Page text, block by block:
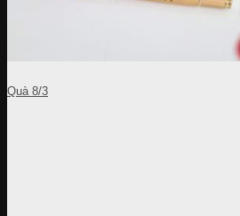
Quà 8/3